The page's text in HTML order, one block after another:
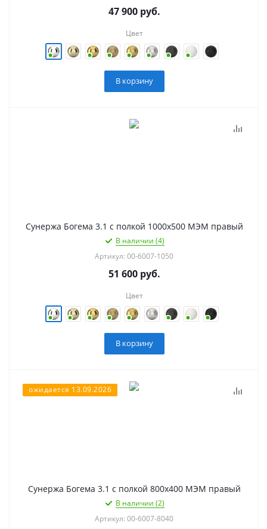
47 900руб.
Цвет
В корзину
Сунержа Богема 3.1 с полкой 1000х500 МЭМ правый
В наличии (4)
Артикул: 00-6007-1050
51 600руб.
Цвет
В корзину
ожидается 13.09.2026
Сунержа Богема 3.1 с полкой 800х400 МЭМ правый
В наличии (2)
Артикул: 00-6007-8040